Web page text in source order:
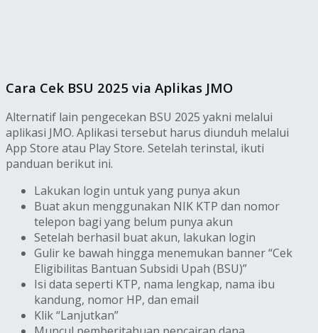
Cara Cek BSU 2025 via Aplikas JMO
Alternatif lain pengecekan BSU 2025 yakni melalui
aplikasi JMO. Aplikasi tersebut harus diunduh melalui
App Store atau Play Store. Setelah terinstal, ikuti
panduan berikut ini.
Lakukan login untuk yang punya akun
Buat akun menggunakan NIK KTP dan nomor
telepon bagi yang belum punya akun
Setelah berhasil buat akun, lakukan login
Gulir ke bawah hingga menemukan banner “Cek
Eligibilitas Bantuan Subsidi Upah (BSU)”
Isi data seperti KTP, nama lengkap, nama ibu
kandung, nomor HP, dan email
Klik “Lanjutkan”